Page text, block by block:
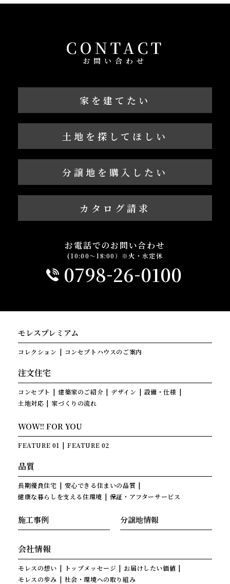
CONTACT
お問い合わせ
家を建てたい
土地を探してほしい
分譲地を購入したい
カタログ請求
お電話でのお問い合わせ
(10:00～18:00）※火・水定休
0798-26-0100
モレスプレミアム
コレクション コンセプトハウスのご案内
注文住宅
コンセプト 建築家のご紹介 デザイン
設備・仕様
土地対応
家づくりの流れ
WOW!! FOR YOU
FEATURE 01 FEATURE 02
品質
長期優良住宅
安心できる住まいの品質
健康な暮らしを支える住環境
保証・アフターサービス
施工事例 分譲地情報
会社情報
モレスの想い トップメッセージ
お届けしたい価値
モレスの歩み
社会・環境への取り組み